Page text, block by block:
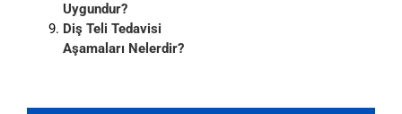
Uygundur?
Diş Teli Tedavisi
Aşamaları Nelerdir?